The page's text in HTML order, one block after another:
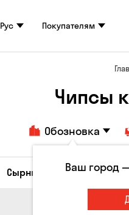
Рус Покупателям
Чипсы
Обозновка
Сырные закускиВаш город